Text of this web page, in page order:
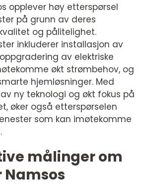
opplever høy etterspørsel
på grunn av deres
og pålitelighet.
inkluderer installasjon av
av elektriske
økt strømbehov, og
hjemløsninger. Med
ny teknologi og økt fokus på
øker også etterspørselen
som kan imøtekomme
målinger om
Namsos